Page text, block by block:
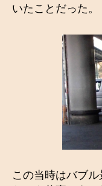
いたことだった。
この当時はバブ